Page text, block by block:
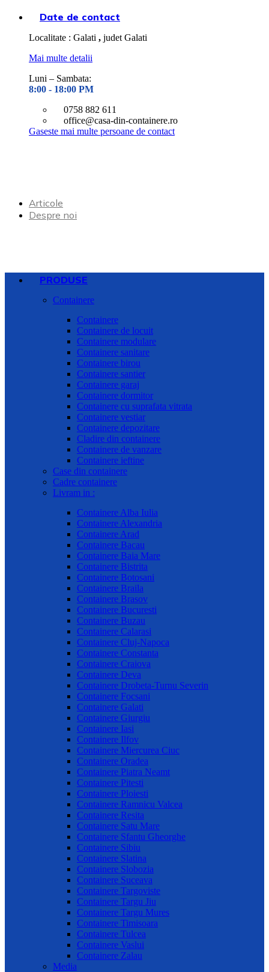
Date de contact
Localitate : Galati , judet Galati
Mai multe detalii
Luni – Sambata:
8:00 - 18:00 PM
0758 882 611
office@casa-din-containere.ro
Gaseste mai multe persoane de contact
Articole
Despre noi
PRODUSE
Containere
Containere
Containere de locuit
Containere modulare
Containere sanitare
Containere birou
Containere santier
Containere garaj
Containere dormitor
Containere cu suprafata vitrata
Containere vestiar
Containere depozitare
Cladire din containere
Containere de vanzare
Containere ieftine
Case din containere
Cadre containere
Livram in :
Containere Alba Iulia
Containere Alexandria
Containere Arad
Containere Bacau
Containere Baia Mare
Containere Bistrita
Containere Botosani
Containere Braila
Containere Brasov
Containere Bucuresti
Containere Buzau
Containere Calarasi
Containere Cluj-Napoca
Containere Constanta
Containere Craiova
Containere Deva
Containere Drobeta-Turnu Severin
Containere Focsani
Containere Galati
Containere Giurgiu
Containere Iasi
Containere Ilfov
Containere Miercurea Ciuc
Containere Oradea
Containere Piatra Neamt
Containere Pitesti
Containere Ploiesti
Containere Ramnicu Valcea
Containere Resita
Containere Satu Mare
Containere Sfantu Gheorghe
Containere Sibiu
Containere Slatina
Containere Slobozia
Containere Suceava
Containere Targoviste
Containere Targu Jiu
Containere Targu Mures
Containere Timisoara
Containere Tulcea
Containere Vaslui
Containere Zalau
Media